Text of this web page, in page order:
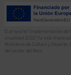
El proyecto “Implementación
anualidad 2022” ha sido
Ministerio de Cultura y
del sector del libro.